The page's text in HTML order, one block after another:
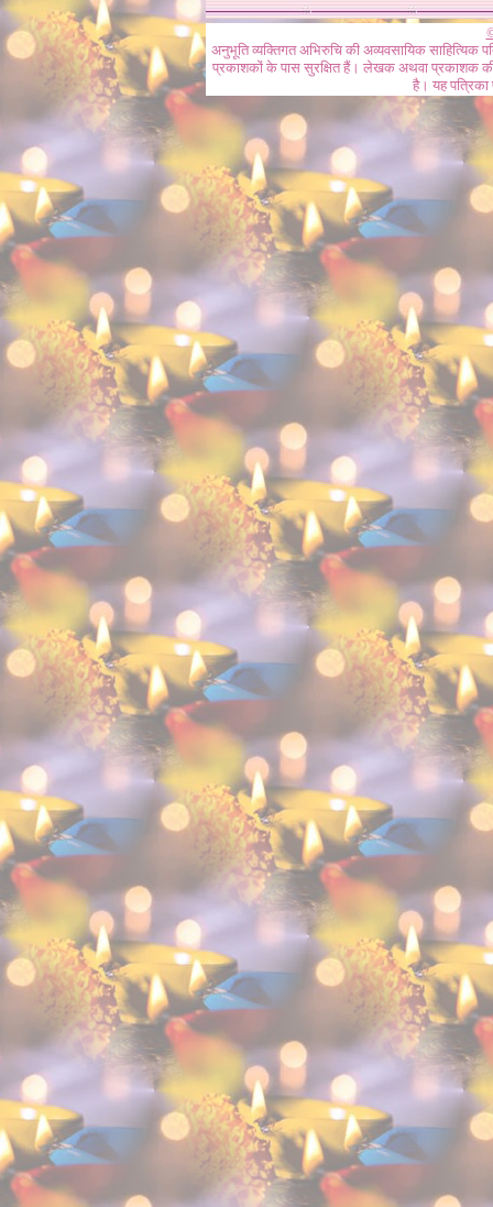
अनुभूति व्यक्तिगत अभिरुचि की अव्यवसायिक
प्रकाशकों के पास सुरक्षित हैं। लेखक अथवा प्रकाशक की
है। यह पत्रिका